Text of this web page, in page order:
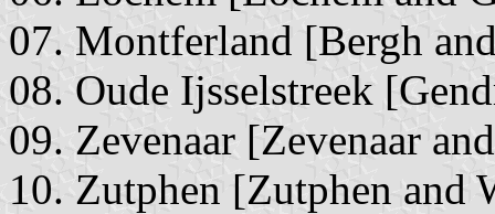
07. Montferland [Bergh
08. Oude Ijsselstreek
09. Zevenaar [Zevenaar
10. Zutphen [Zutphen and